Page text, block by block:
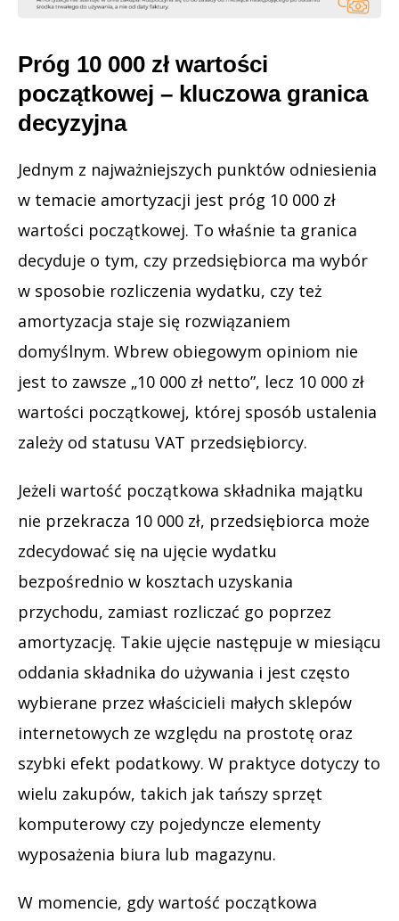
Próg 10 000 zł wartości
początkowej – kluczowa granica
decyzyjna
Jednym z najważniejszych punktów odniesienia
w temacie amortyzacji jest próg 10 000 zł
wartości początkowej. To właśnie ta granica
decyduje o tym, czy przedsiębiorca ma wybór
w sposobie rozliczenia wydatku, czy też
amortyzacja staje się rozwiązaniem
domyślnym. Wbrew obiegowym opiniom nie
jest to zawsze „10 000 zł netto”, lecz 10 000 zł
wartości początkowej, której sposób ustalenia
zależy od statusu VAT przedsiębiorcy.
Jeżeli wartość początkowa składnika majątku
nie przekracza 10 000 zł, przedsiębiorca może
zdecydować się na ujęcie wydatku
bezpośrednio w kosztach uzyskania
przychodu, zamiast rozliczać go poprzez
amortyzację. Takie ujęcie następuje w miesiącu
oddania składnika do używania i jest często
wybierane przez właścicieli małych sklepów
internetowych ze względu na prostotę oraz
szybki efekt podatkowy. W praktyce dotyczy to
wielu zakupów, takich jak tańszy sprzęt
komputerowy czy pojedyncze elementy
wyposażenia biura lub magazynu.
W momencie, gdy wartość początkowa